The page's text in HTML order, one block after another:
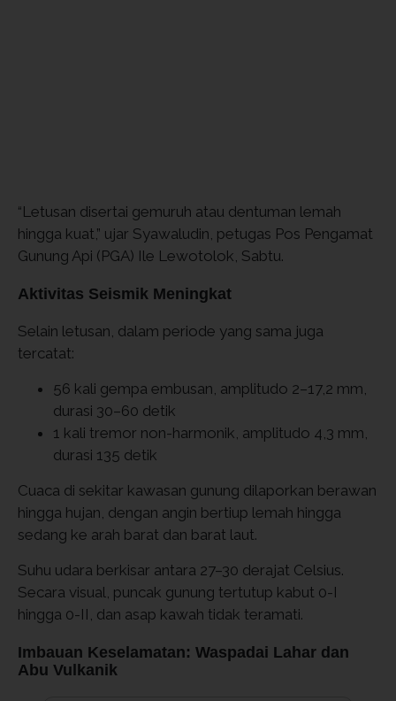
“Letusan disertai gemuruh atau dentuman lemah
hingga kuat,” ujar Syawaludin, petugas Pos Pengamat
Gunung Api (PGA) Ile Lewotolok, Sabtu.
Aktivitas Seismik Meningkat
Selain letusan, dalam periode yang sama juga
tercatat:
56 kali gempa embusan, amplitudo 2–17,2 mm,
durasi 30–60 detik
1 kali tremor non-harmonik, amplitudo 4,3 mm,
durasi 135 detik
Cuaca di sekitar kawasan gunung dilaporkan berawan
hingga hujan, dengan angin bertiup lemah hingga
sedang ke arah barat dan barat laut.
Suhu udara berkisar antara 27–30 derajat Celsius.
Secara visual, puncak gunung tertutup kabut 0-I
hingga 0-II, dan asap kawah tidak teramati.
Imbauan Keselamatan: Waspadai Lahar dan
Abu Vulkanik